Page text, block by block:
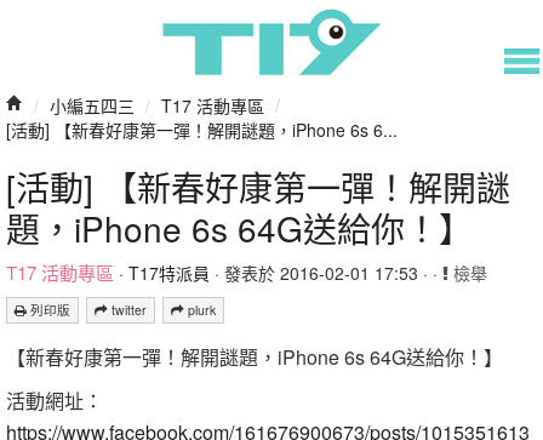
/ 小編五四三 / T17 活動專區 /
[活動] 【新春好康第一彈！解開謎題，iPhone 6s 6...
[活動] 【新春好康第一彈！解開謎
題，iPhone 6s 64G送給你！】
T17 活動專區 · T17特派員 · 發表於 2016-02-01 17:53 · · 檢舉
列印版 twitter plurk
【新春好康第一彈！解開謎題，iPhone 6s 64G送給你！】
活動網址：
https://www.facebook.com/161676900673/posts/1015351613